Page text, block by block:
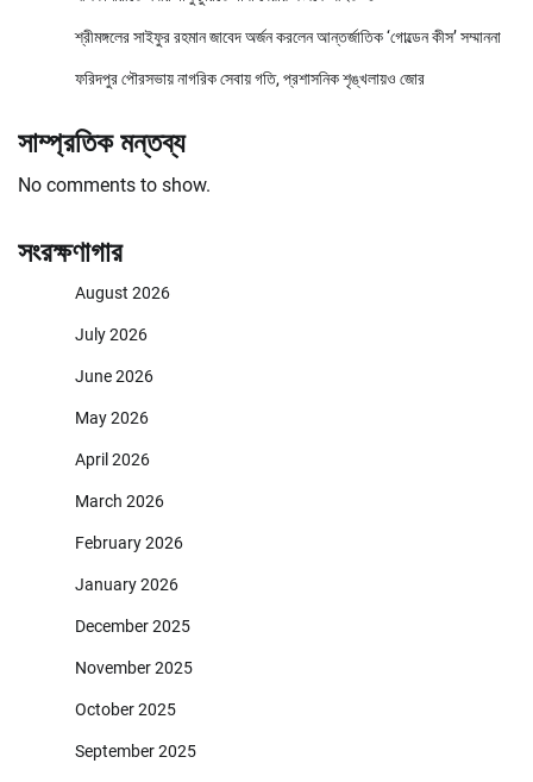
শ্রীমঙ্গলের সাইফুর রহমান জাবেদ অর্জন করলেন আন্তর্জাতিক ‘গোল্ডেন কীস’ সম্মাননা
ফরিদপুর পৌরসভায় নাগরিক সেবায় গতি, প্রশাসনিক শৃঙ্খলায়ও জোর
সাম্প্রতিক মন্তব্য
No comments to show.
সংরক্ষণাগার
August 2026
July 2026
June 2026
May 2026
April 2026
March 2026
February 2026
January 2026
December 2025
November 2025
October 2025
September 2025